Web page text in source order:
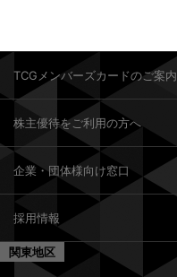
TCGメンバーズカードのご案内
株主優待をご利用の方へ
企業・団体様向け窓口
採用情報
関東地区